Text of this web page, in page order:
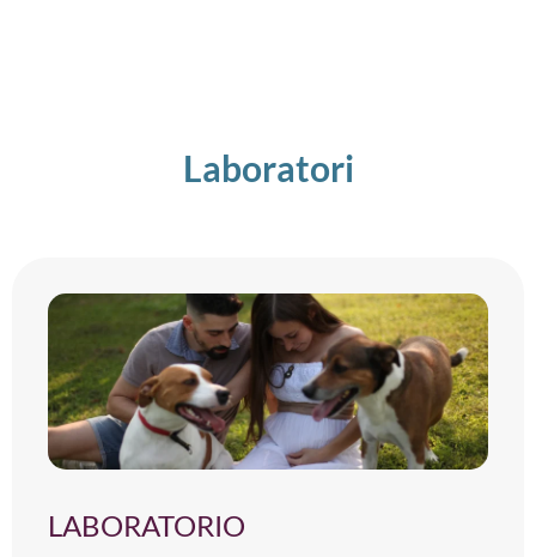
Laboratori
LABORATORIO